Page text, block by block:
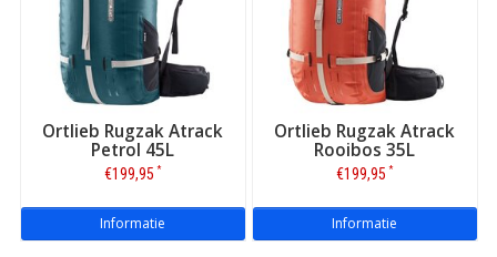
Ortlieb Rugzak Atrack
Petrol 45L
€199,95 *
Informatie
Ortlieb Rugzak Atrack
Rooibos 35L
€199,95 *
Informatie